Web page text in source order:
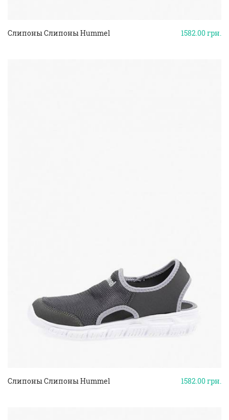
1582.00грн.
Слипоны Слипоны Hummel
1582.00грн.
Слипоны Слипоны Hummel